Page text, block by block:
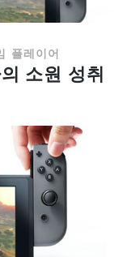
플레이어
소원 성취